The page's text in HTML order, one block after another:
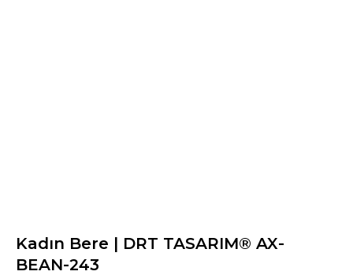
Kadın Bere | DRT TASARIM® AX-
BEAN-243